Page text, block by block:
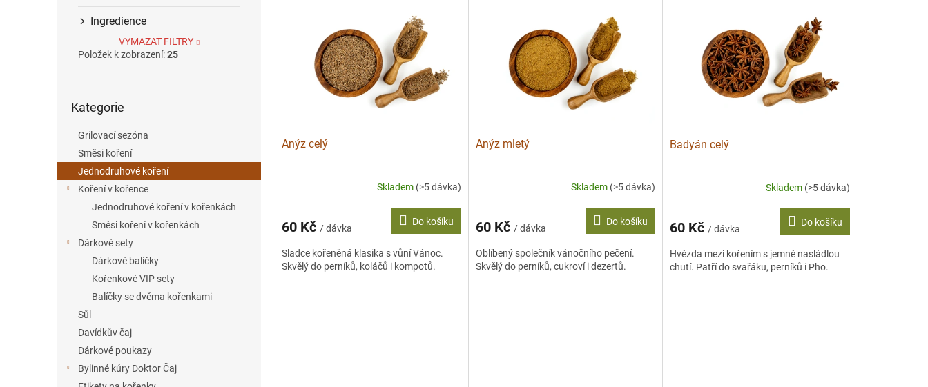
Ingredience
VYMAZAT FILTRY
Položek k zobrazení:25
kategorie
Kategorie
Grilovací sezóna
Směsi koření
Jednodruhové koření
Koření v kořence
Jednodruhové koření v kořenkách
Směsi koření v kořenkách
Dárkové sety
Dárkové balíčky
Kořenkové VIP sety
Balíčky se dvěma kořenkami
Sůl
Davídkův čaj
Dárkové poukazy
Bylinné kúry Doktor Čaj
Anýz celý
Skladem (>5 dávka)
60 Kč / dávka
Do košíku
Sladce kořeněná klasika s vůní Vánoc.
Skvělý do perníků, koláčů i kompotů.
Anýz mletý
Skladem (>5 dávka)
60 Kč / dávka
Do košíku
Oblíbený společník vánočního pečení.
Skvělý do perníků, cukroví i dezertů.
Badyán celý
Skladem (>5 dávka)
60 Kč / dávka
Do košíku
Hvězda mezi kořením s jemně nasládlou
chutí. Patří do svařáku, perníků i Pho.